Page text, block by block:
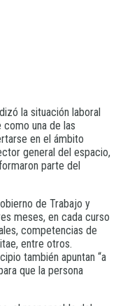
la situación laboral
como una de las
en el ámbito
general del espacio,
parte del
de Trabajo y
meses, en cada curso
competencias de
entre otros.
también apuntan “a
que la persona